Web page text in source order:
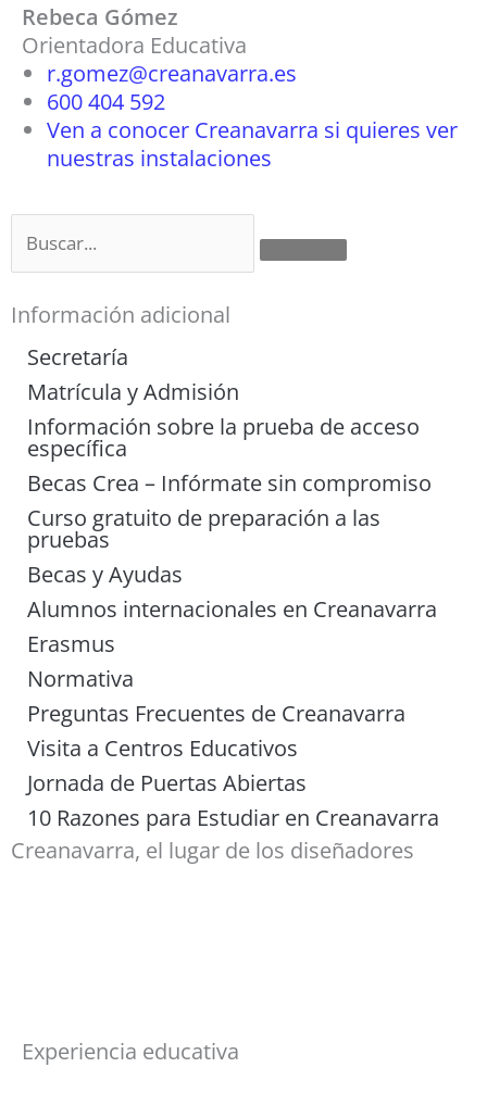
Rebeca Gómez
Orientadora Educativa
r.gomez@creanavarra.es
600 404 592
Ven a conocer Creanavarra si quieres ver
nuestras instalaciones
Información adicional
Secretaría
Matrícula y Admisión
Información sobre la prueba de acceso
específica
Becas Crea – Infórmate sin compromiso
Curso gratuito de preparación a las
pruebas
Becas y Ayudas
Alumnos internacionales en Creanavarra
Erasmus
Normativa
Preguntas Frecuentes de Creanavarra
Visita a Centros Educativos
Jornada de Puertas Abiertas
10 Razones para Estudiar en Creanavarra
Creanavarra, el lugar de los diseñadores
Experiencia educativa